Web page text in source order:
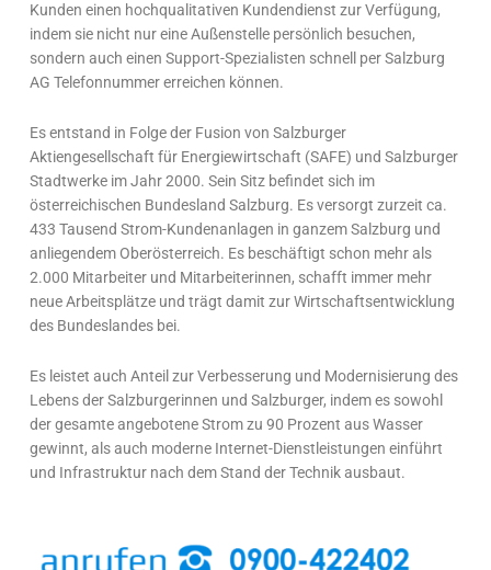
Kunden einen hochqualitativen Kundendienst zur Verfügung,
indem sie nicht nur eine Außenstelle persönlich besuchen,
sondern auch einen Support-Spezialisten schnell per Salzburg
AG Telefonnummer erreichen können.
Es entstand in Folge der Fusion von Salzburger
Aktiengesellschaft für Energiewirtschaft (SAFE) und Salzburger
Stadtwerke im Jahr 2000. Sein Sitz befindet sich im
österreichischen Bundesland Salzburg. Es versorgt zurzeit ca.
433 Tausend Strom-Kundenanlagen in ganzem Salzburg und
anliegendem Oberösterreich. Es beschäftigt schon mehr als
2.000 Mitarbeiter und Mitarbeiterinnen, schafft immer mehr
neue Arbeitsplätze und trägt damit zur Wirtschaftsentwicklung
des Bundeslandes bei.
Es leistet auch Anteil zur Verbesserung und Modernisierung des
Lebens der Salzburgerinnen und Salzburger, indem es sowohl
der gesamte angebotene Strom zu 90 Prozent aus Wasser
gewinnt, als auch moderne Internet-Dienstleistungen einführt
und Infrastruktur nach dem Stand der Technik ausbaut.